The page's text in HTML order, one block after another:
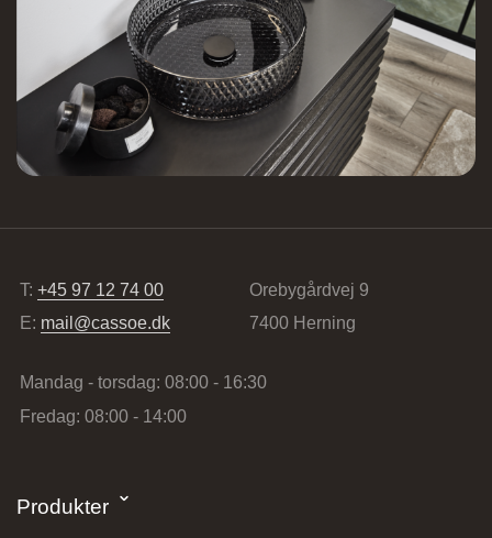
T:+45 97 12 74 00
E: mail@cassoe.dk
Orebygårdvej 9
7400 Herning
Mandag - torsdag: 08:00 - 16:30
Fredag: 08:00 - 14:00
Produkter
Lundvej 54, 8800 Viborg, Danmark
Vordingborg Køkkenet – Vesterport
Ved Vesterport 9, 1612 København V,
Danmark
Vordingborg Køkkenet – Vejle